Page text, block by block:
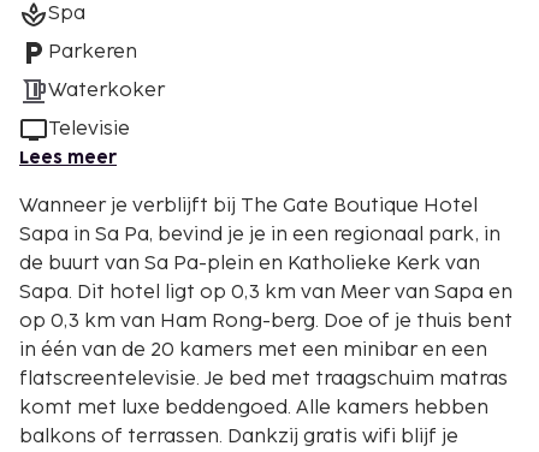
Spa
Parkeren
Waterkoker
Televisie
Lees meer
Wanneer je verblijft bij The Gate Boutique Hotel
Sapa in Sa Pa, bevind je je in een regionaal park, in
de buurt van Sa Pa-plein en Katholieke Kerk van
Sapa. Dit hotel ligt op 0,3 km van Meer van Sapa en
op 0,3 km van Ham Rong-berg. Doe of je thuis bent
in één van de 20 kamers met een minibar en een
flatscreentelevisie. Je bed met traagschuim matras
komt met luxe beddengoed. Alle kamers hebben
balkons of terrassen. Dankzij gratis wifi blijf je